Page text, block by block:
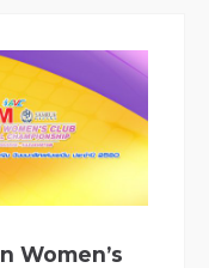
Women’s